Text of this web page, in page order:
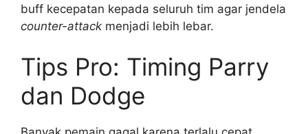
buff kecepatan kepada seluruh tim agar jendela
counter-attack menjadi lebih lebar.
Tips Pro: Timing Parry
dan Dodge